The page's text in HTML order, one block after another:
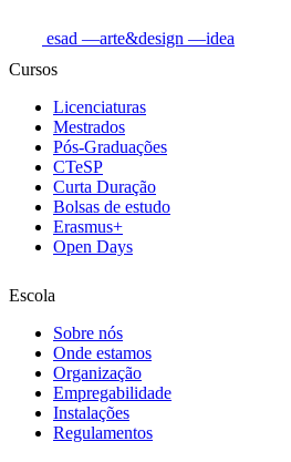
esad —arte&design —idea
Cursos
Licenciaturas
Mestrados
Pós-Graduações
CTeSP
Curta Duração
Bolsas de estudo
Erasmus+
Open Days
Escola
Sobre nós
Onde estamos
Organização
Empregabilidade
Instalações
Regulamentos